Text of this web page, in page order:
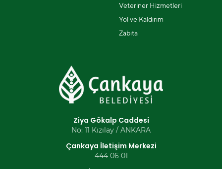
Veteriner Hizmetleri
Yol ve Kaldırım
Zabıta
Ziya Gökalp Caddesi
No: 11 Kızılay / ANKARA
Çankaya İletişim Merkezi
444 06 01